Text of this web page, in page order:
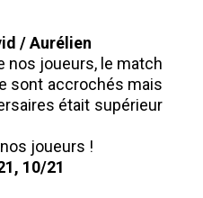
/ Aurélien
nos joueurs, le match
sont accrochés mais
était supérieur
joueurs !
10/21